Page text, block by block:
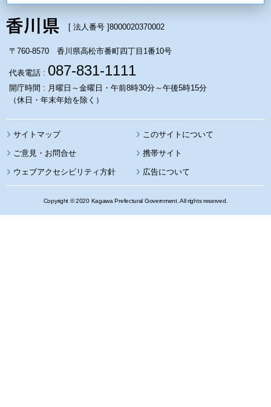
[ 法人番号 ]8000020370002
〒760-8570 香川県高松市番町四丁目1番10号
代表電話 : 087-831-1111
開庁時間 : 月曜日～金曜日・午前8時30分～午後5時15分
（休日・年末年始を除く）
サイトマップ このサイトについて
携帯サイト
ウェブアクセシビリティ方針 広告について
Copyright © 2020 Kagawa Prefectural Government. All rights reserved.